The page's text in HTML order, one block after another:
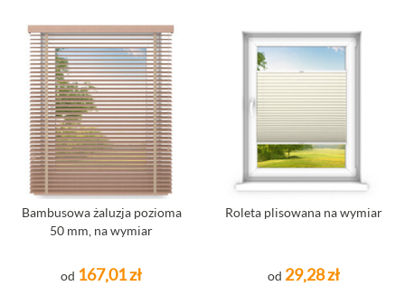
Bambusowa żaluzja pozioma
50 mm, na wymiar
od 167,01 zł
Roleta plisowana na wymiar
od 29,28 zł